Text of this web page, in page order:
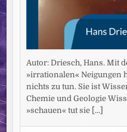
Autor: Driesch, Hans. Mit
»irrationalen« Neigungen
nichts zu tun. Sie ist
Chemie und Geologie
»schauen« tut sie [...]